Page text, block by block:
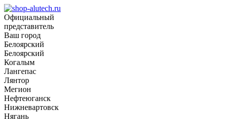
Официальный
представитель
Ваш город
Белоярский
Белоярский
Когалым
Лангепас
Лянтор
Мегион
Нефтеюганск
Нижневартовск
Нягань